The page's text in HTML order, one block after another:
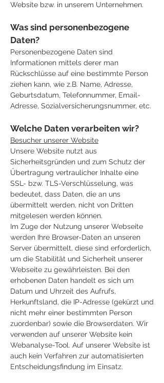
Website bzw. in unserem Unternehmen.
Was sind personenbezogene
Daten?
Personenbezogene Daten sind
Informationen mittels derer man
Rückschlüsse auf eine bestimmte Person
ziehen kann, wie z.B. Name, Adresse,
Geburtsdatum, Telefonnummer, Email-
Adresse, Sozialversicherungsnummer, etc.
Welche Daten verarbeiten wir?
Besucher unserer Website
Unsere Website nutzt aus
Sicherheitsgründen und zum Schutz der
Übertragung vertraulicher Inhalte eine
SSL- bzw. TLS-Verschlüsselung, was
bedeutet, dass Daten, die an uns
übermittelt werden, nicht von Dritten
mitgelesen werden können.
Im Zuge der Nutzung unserer Webseite
werden Ihre Browser-Daten an unseren
Server übermittelt, diese sind erforderlich,
um die Stabilität und Sicherheit unserer
Webseite zu gewährleisten. Bei den
erhobenen Daten handelt es sich um
Datum und Uhrzeit des Aufrufs,
Herkunftsland, die IP-Adresse (gekürzt und
nicht mehr einer bestimmten Person
zuordenbar) sowie die Browserdaten. Wir
verwenden auf unserer Website kein
Webanalyse-Tool. Auf unserer Website ist
auch kein Verfahren zur automatisierten
Entscheidungsfindung im Einsatz.